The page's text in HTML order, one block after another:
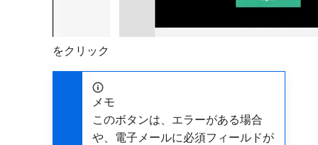
をクリック
メモ
このボタンは、エラーがある場合
や、電子メールに必須フィールドが